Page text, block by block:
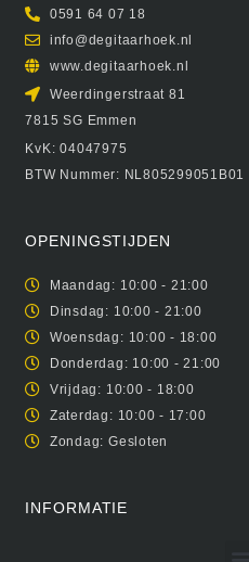
0591 64 07 18
info@degitaarhoek.nl
www.degitaarhoek.nl
Weerdingerstraat 81
7815 SG Emmen
KvK: 04047975
BTW Nummer: NL805299051B01
OPENINGSTIJDEN
Maandag: 10:00 - 21:00
Dinsdag: 10:00 - 21:00
Woensdag: 10:00 - 18:00
Donderdag: 10:00 - 21:00
Vrijdag: 10:00 - 18:00
Zaterdag: 10:00 - 17:00
Zondag: Gesloten
INFORMATIE